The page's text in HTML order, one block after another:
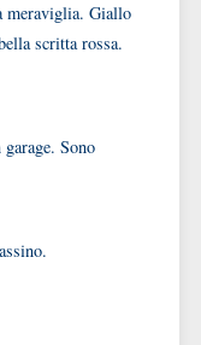
meraviglia. Giallo
scritta rossa.
Sono